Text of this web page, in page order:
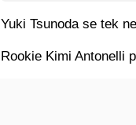
Yuki Tsunoda se tek
Rookie Kimi Antonelli